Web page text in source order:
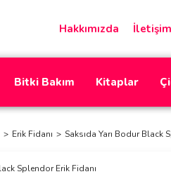
Hakkımızda İletişim
Bitki Bakım Kitaplar
Erik Fidanı Saksıda Yarı Bodur Black